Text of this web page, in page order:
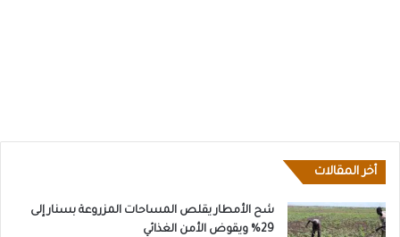
أخر المقالات
شح الأمطار يقلص المساحات المزروعة بسنار إلى
29% ويقوض الأمن الغذائي